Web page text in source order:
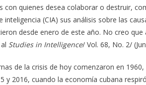
con quienes desea colaborar o destruir,
inteligencia (CIA) sus análisis sobre las
desde enero de este año. No creo
Studies in Intelligence/ Vol. 68, No. 2/
de la crisis de hoy comenzaron en
y 2016, cuando la economía cubana